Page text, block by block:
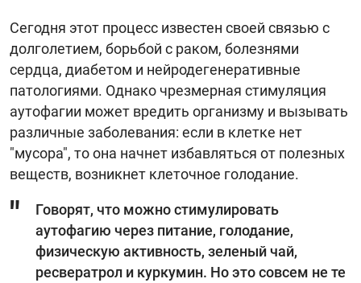
Сегодня этот процесс известен своей связью с
долголетием, борьбой с раком, болезнями
сердца, диабетом и нейродегенеративные
патологиями. Однако чрезмерная стимуляция
аутофагии может вредить организму и вызывать
различные заболевания: если в клетке нет
"мусора‎"‎, то она начнет избавляться от полезных
веществ, возникнет клеточное голодание.
Говорят, что можно стимулировать
аутофагию через питание, голодание,
физическую активность, зеленый чай,
ресвератрол и куркумин. Но это совсем не те